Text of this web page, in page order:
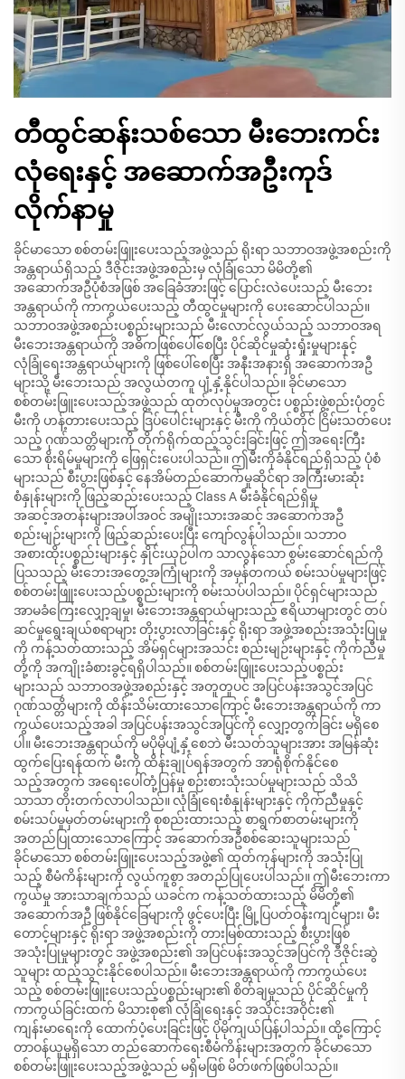
တီထွင်ဆန်းသစ်သော မီးဘေးကင်း
လုံရေးနှင့် အဆောက်အဦးကုဒ်
လိုက်နာမှု
ခိုင်မာသော စစ်တမ်းဖြူးပေးသည့်အဖွဲ့သည် ရိုးရာ သဘာဝအဖွဲ့အစည်းကို
အန္တရာယ်ရှိသည့် ဒီဇိုင်းအဖွဲ့အစည်းမှ လုံခြုံသော မိမိတို့၏
အဆောက်အဦပုံစံအဖြစ် အခြေခံအားဖြင့် ပြောင်းလဲပေးသည့် မီးဘေး
အန္တရာယ်ကို ကာကွယ်ပေးသည့် တီထွင်မှုများကို ပေးဆောင်ပါသည်။
သဘာဝအဖွဲ့အစည်းပစ္စည်းများသည် မီးလောင်လွယ်သည့် သဘာဝအရ
မီးဘေးအန္တရာယ်ကို အဓိကဖြစ်ပေါ်စေပြီး ပိုင်ဆိုင်မှုဆုံးရှုံးမှုများနှင့်
လုံခြုံရေးအန္တရာယ်များကို ဖြစ်ပေါ်စေပြီး အနီးအနားရှိ အဆောက်အဦ
များသို့ မီးဘေးသည် အလွယ်တကူ ပျံ့နှံ့နိုင်ပါသည်။ ခိုင်မာသော
စစ်တမ်းဖြူးပေးသည့်အဖွဲ့သည် ထုတ်လုပ်မှုအတွင်း ပစ္စည်းဖွဲ့စည်းပုံတွင်
မီးကို ဟန့်တားပေးသည့် ဒြပ်ပေါင်းများနှင့် မီးကို ကိုယ်တိုင် ငြိမ်းသတ်ပေး
သည့် ဂုဏ်သတ္တိများကို တိုက်ရိုက်ထည့်သွင်းခြင်းဖြင့် ဤအရေးကြီး
သော စိုးရိမ်မှုများကို ဖြေရှင်းပေးပါသည်။ ဤမီးကိုခံနိုင်ရည်ရှိသည့် ပုံစံ
များသည် စီးပွားဖြစ်နှင့် နေအိမ်တည်ဆောက်မှုဆိုင်ရာ အကြီးမားဆုံး
စံနှုန်းများကို ဖြည့်ဆည်းပေးသည့် Class A မီးခံနိုင်ရည်ရှိမှု
အဆင့်အတန်းများအပါအဝင် အမျိုးသားအဆင့် အဆောက်အဦ
စည်းမျဉ်းများကို ဖြည့်ဆည်းပေးပြီး ကျော်လွန်ပါသည်။ သဘာဝ
အစားထိုးပစ္စည်းများနှင့် နှိုင်းယှဉ်ပါက သာလွန်သော စွမ်းဆောင်ရည်ကို
ပြသသည့် မီးဘေးအတွေ့အကြုံများကို အမှန်တကယ် စမ်းသပ်မှုများဖြင့်
စစ်တမ်းဖြူးပေးသည့်ပစ္စည်းများကို စမ်းသပ်ပါသည်။ ပိုင်ရှင်များသည်
အာမခံကြေးလျှော့ချမှု၊ မီးဘေးအန္တရာယ်များသည့် ဧရိယာများတွင် တပ်
ဆင်မှုရွေးချယ်စရာများ တိုးပွားလာခြင်းနှင့် ရိုးရာ အဖွဲ့အစည်းအသုံးပြုမှု
ကို ကန့်သတ်ထားသည့် အိမ်ရှင်များအသင်း စည်းမျဉ်းများနှင့် ကိုက်ညီမှု
တို့ကို အကျိုးခံစားခွင့်ရရှိပါသည်။ စစ်တမ်းဖြူးပေးသည့်ပစ္စည်း
များသည် သဘာဝအဖွဲ့အစည်းနှင့် အတူတူပင် အပြင်ပန်းအသွင်အပြင်
ဂုဏ်သတ္တိများကို ထိန်းသိမ်းထားသောကြောင့် မီးဘေးအန္တရာယ်ကို ကာ
ကွယ်ပေးသည့်အခါ အပြင်ပန်းအသွင်အပြင်ကို လျှော့တွက်ခြင်း မရှိစေ
ပါ။ မီးဘေးအန္တရာယ်ကို မပိုမိုပျံ့နှံ့စေဘဲ မီးသတ်သူများအား အမြန်ဆုံး
ထွက်ပြေးရန်ထက် မီးကို ထိန်းချုပ်ရန်အတွက် အာရုံစိုက်နိုင်စေ
သည့်အတွက် အရေးပေါ်တုံ့ပြန်မှု စဉ်းစားသုံးသပ်မှုများသည် သိသိ
သာသာ တိုးတက်လာပါသည်။ လုံခြုံရေးစံနှုန်းများနှင့် ကိုက်ညီမှုနှင့်
စမ်းသပ်မှုမှတ်တမ်းများကို စုစည်းထားသည့် စာရွက်စာတမ်းများကို
အတည်ပြုထားသောကြောင့် အဆောက်အဦစစ်ဆေးသူများသည်
ခိုင်မာသော စစ်တမ်းဖြူးပေးသည့်အဖွဲ့၏ ထုတ်ကုန်များကို အသုံးပြု
သည့် စီမံကိန်းများကို လွယ်ကူစွာ အတည်ပြုပေးပါသည်။ ဤမီးဘေးကာ
ကွယ်မှု အားသာချက်သည် ယခင်က ကန့်သတ်ထားသည့် မိမိတို့၏
အဆောက်အဦ ဖြစ်နိုင်ခြေများကို ဖွင့်ပေးပြီး မြို့ပြပတ်ဝန်းကျင်များ၊ မီး
တောင့်များနှင့် ရိုးရာ အဖွဲ့အစည်းကို တားမြစ်ထားသည့် စီးပွားဖြစ်
အသုံးပြုမှုများတွင် အဖွဲ့အစည်း၏ အပြင်ပန်းအသွင်အပြင်ကို ဒီဇိုင်းဆွဲ
သူများ ထည့်သွင်းနိုင်စေပါသည်။ မီးဘေးအန္တရာယ်ကို ကာကွယ်ပေး
သည့် စစ်တမ်းဖြူးပေးသည့်ပစ္စည်းများ၏ စိတ်ချမှုသည် ပိုင်ဆိုင်မှုကို
ကာကွယ်ခြင်းထက် မိသားစု၏ လုံခြုံရေးနှင့် အသိုင်းအဝိုင်း၏
ကျန်းမာရေးကို ထောက်ပံ့ပေးခြင်းဖြင့် ပိုမိုကျယ်ပြန့်ပါသည်။ ထို့ကြောင့်
တာဝန်ယူမှုရှိသော တည်ဆောက်ရေးစီမံကိန်းများအတွက် ခိုင်မာသော
စစ်တမ်းဖြူးပေးသည့်အဖွဲ့သည် မရှိမဖြစ် မိတ်ဖက်ဖြစ်ပါသည်။